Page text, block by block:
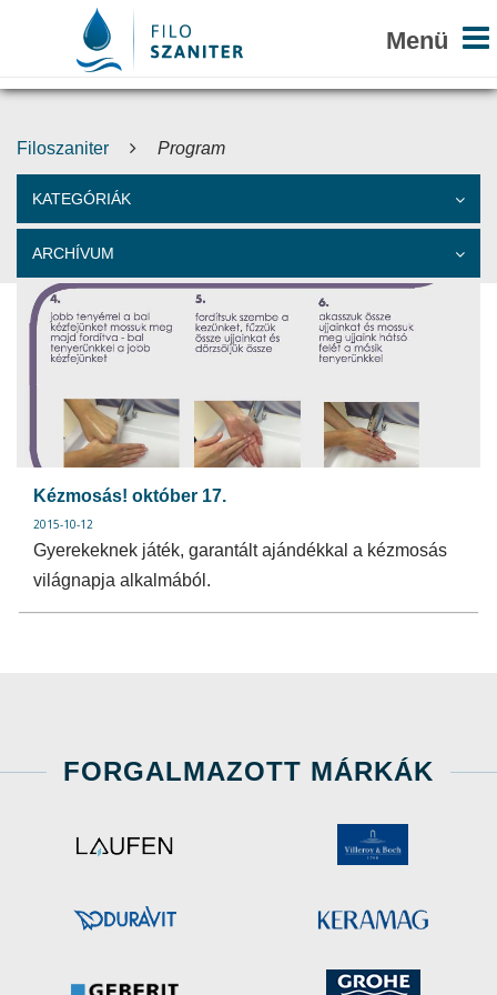
Filoszaniter Program
KATEGÓRIÁK
ARCHÍVUM
Kézmosás! október 17.
2015-10-12
Gyerekeknek játék, garantált ajándékkal a kézmosás
világnapja alkalmából.
FORGALMAZOTT MÁRKÁK